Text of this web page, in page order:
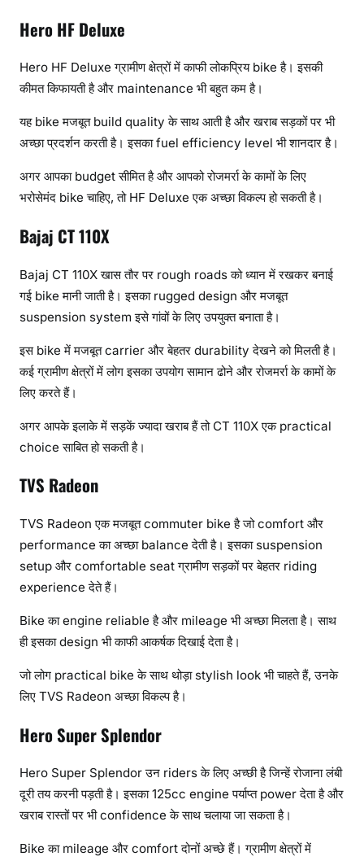
Hero HF Deluxe
Hero HF Deluxe ग्रामीण क्षेत्रों में काफी लोकप्रिय bike है। इसकी
कीमत किफायती है और maintenance भी बहुत कम है।
यह bike मजबूत build quality के साथ आती है और खराब सड़कों पर भी
अच्छा प्रदर्शन करती है। इसका fuel efficiency level भी शानदार है।
अगर आपका budget सीमित है और आपको रोजमर्रा के कामों के लिए
भरोसेमंद bike चाहिए, तो HF Deluxe एक अच्छा विकल्प हो सकती है।
Bajaj CT 110X
Bajaj CT 110X खास तौर पर rough roads को ध्यान में रखकर बनाई
गई bike मानी जाती है। इसका rugged design और मजबूत
suspension system इसे गांवों के लिए उपयुक्त बनाता है।
इस bike में मजबूत carrier और बेहतर durability देखने को मिलती है।
कई ग्रामीण क्षेत्रों में लोग इसका उपयोग सामान ढोने और रोजमर्रा के कामों के
लिए करते हैं।
अगर आपके इलाके में सड़कें ज्यादा खराब हैं तो CT 110X एक practical
choice साबित हो सकती है।
TVS Radeon
TVS Radeon एक मजबूत commuter bike है जो comfort और
performance का अच्छा balance देती है। इसका suspension
setup और comfortable seat ग्रामीण सड़कों पर बेहतर riding
experience देते हैं।
Bike का engine reliable है और mileage भी अच्छा मिलता है। साथ
ही इसका design भी काफी आकर्षक दिखाई देता है।
जो लोग practical bike के साथ थोड़ा stylish look भी चाहते हैं, उनके
लिए TVS Radeon अच्छा विकल्प है।
Hero Super Splendor
Hero Super Splendor उन riders के लिए अच्छी है जिन्हें रोजाना लंबी
दूरी तय करनी पड़ती है। इसका 125cc engine पर्याप्त power देता है और
खराब रास्तों पर भी confidence के साथ चलाया जा सकता है।
Bike का mileage और comfort दोनों अच्छे हैं। ग्रामीण क्षेत्रों में